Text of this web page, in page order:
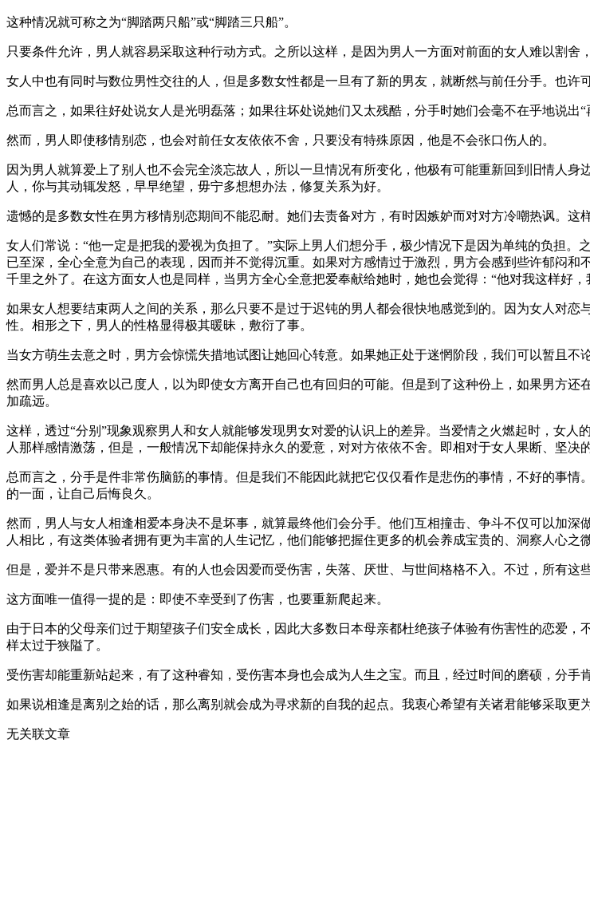
这种情况就可称之为“脚踏两只船”或“脚踏三只船”。
只要条件允许，男人就容易采取这种行动方式。之所以这样，是因为男人一方面对前面的女人难以割舍
女人中也有同时与数位男性交往的人，但是多数女性都是一旦有了新的男友，就断然与前任分手。也许
总而言之，如果往好处说女人是光明磊落；如果往坏处说她们又太残酷，分手时她们会毫不在乎地说出“
然而，男人即使移情别恋，也会对前任女友依依不舍，只要没有特殊原因，他是不会张口伤人的。
因为男人就算爱上了别人也不会完全淡忘故人，所以一旦情况有所变化，他极有可能重新回到旧情人
人，你与其动辄发怒，早早绝望，毋宁多想想办法，修复关系为好。
遗憾的是多数女性在男方移情别恋期间不能忍耐。她们去责备对方，有时因嫉妒而对对方冷嘲热讽。这
女人们常说：“他一定是把我的爱视为负担了。”实际上男人们想分手，极少情况下是因为单纯的负担
已至深，全心全意为自己的表现，因而并不觉得沉重。如果对方感情过于激烈，男方会感到些许郁闷
千里之外了。在这方面女人也是同样，当男方全心全意把爱奉献给她时，她也会觉得：“他对我这样好
如果女人想要结束两人之间的关系，那么只要不是过于迟钝的男人都会很快地感觉到的。因为女人对
性。相形之下，男人的性格显得极其暖昧，敷衍了事。
当女方萌生去意之时，男方会惊慌失措地试图让她回心转意。如果她正处于迷惘阶段，我们可以暂且不
然而男人总是喜欢以己度人，以为即使女方离开自己也有回归的可能。但是到了这种份上，如果男方
加疏远。
这样，透过“分别”现象观察男人和女人就能够发现男女对爱的认识上的差异。当爱情之火燃起时，女
人那样感情激荡，但是，一般情况下却能保持永久的爱意，对对方依依不舍。即相对于女人果断、坚决
总而言之，分手是件非常伤脑筋的事情。但是我们不能因此就把它仅仅看作是悲伤的事情，不好的事
的一面，让自己后悔良久。
然而，男人与女人相逢相爱本身决不是坏事，就算最终他们会分手。他们互相撞击、争斗不仅可以加
人相比，有这类体验者拥有更为丰富的人生记忆，他们能够把握住更多的机会养成宝贵的、洞察人心之
但是，爱并不是只带来恩惠。有的人也会因爱而受伤害，失落、厌世、与世间格格不入。不过，所有这
这方面唯一值得一提的是：即使不幸受到了伤害，也要重新爬起来。
由于日本的父母亲们过于期望孩子们安全成长，因此大多数日本母亲都杜绝孩子体验有伤害性的恋爱
样太过于狭隘了。
受伤害却能重新站起来，有了这种睿知，受伤害本身也会成为人生之宝。而且，经过时间的磨硕，分手
如果说相逢是离别之始的话，那么离别就会成为寻求新的自我的起点。我衷心希望有关诸君能够采取更
无关联文章